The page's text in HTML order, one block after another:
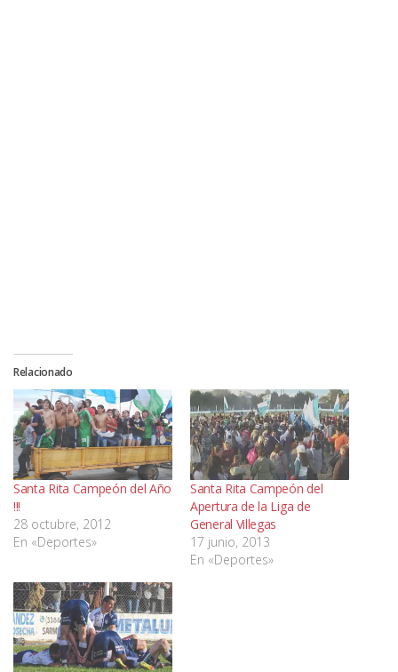
Relacionado
Santa Rita Campeón del Año
!!!
28 octubre, 2012
En «Deportes»
Santa Rita Campeón del
Apertura de la Liga de
General Villegas
17 junio, 2013
En «Deportes»